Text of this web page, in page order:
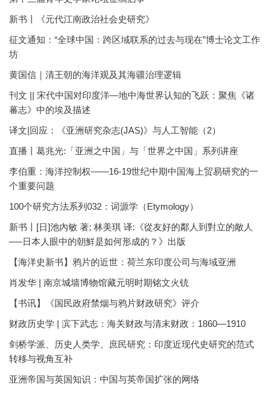
新书丨《元代江南政治社会史研究》
征文通知：“全球中国：跨区域联系的过去与现在”博士论文工作
坊
黄国信｜清王朝的海洋观及其海疆治理逻辑
刊文 || 宋代中国对印度洋—地中海世界认知的飞跃：聚焦《诸
蕃志》中的埃及描述
译文|回应：《亚洲研究杂志(JAS)》与人工智能（2）
直播丨葛兆光:「亚洲之中国」与「世界之中国」系列讲座
李伯重：海洋控制权——16-19世纪中期中国海上贸易研究的一
个重要问题
100个研究方法系列032：词源学（Etymology）
新书丨[日]池內敏 著; 林美琪 译:《從友好的鄰人到對立的敵人
──日本人眼中的朝鮮是如何形成的？》出版
【海洋史新书】鸦片的近世：荷兰东印度公司与海域亚洲
肖发华 | 南京城墙博物馆藏元明时期铭文火铳
【书讯】《国民政府禁烟与鸦片财政研究》评介
财政历史学 | 滨下武志：海关财政与清末财政：1860—1910
剑桥学派、历史人类学、庶民研究：印度近现代史研究的范式
转移与视角互补
亚洲帝国与英国知识：中国与英帝国扩张的网络